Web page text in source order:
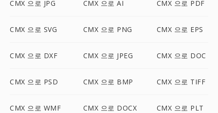
CMX 으로 JPG CMX 으로 AI CMX 으로 PDF
CMX 으로 SVG CMX 으로 PNG CMX 으로 EPS
CMX 으로 DXF CMX 으로 JPEG CMX 으로 DOC
CMX 으로 PSD CMX 으로 BMP CMX 으로 TIFF
CMX 으로 WMF CMX 으로 DOCX CMX 으로 PLT